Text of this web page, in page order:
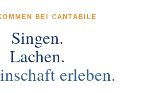
BEI CANTABILE
Singen.
Lachen.
erleben.